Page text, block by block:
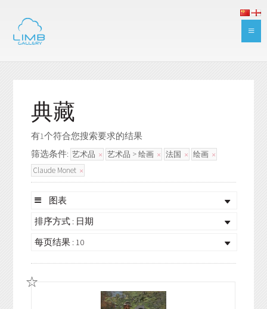
典藏
有1个符合您搜索要求的结果
筛选条件: 艺术品 艺术品 > 绘画 法国
绘画
Claude Monet
图表
排序方式 : 日期
每页结果 : 10